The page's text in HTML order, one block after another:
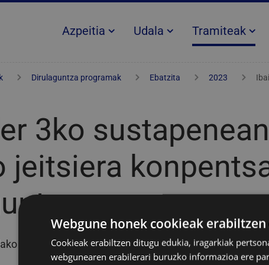
Azpeitia Udala Tramiteak
Dirulaguntza programak Ebatzita 2023
3ko
jeitsiera
laguntzaren publizitatea
Webgune honek cookieak
Cookieak erabiltzen ditugu edukia, iragarkiak
webgunearen erabilerari buruzko informazioa ere